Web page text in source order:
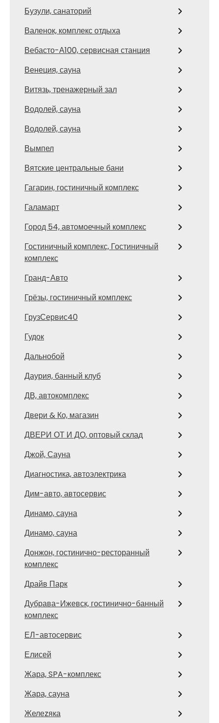
Бузули, санаторий
Валенок, комплекс отдыха
Вебасто-А100, сервисная станция
Венеция, сауна
Витязь, тренажерный зал
Водолей, сауна
Водолей, сауна
Вымпел
Вятские центральные бани
Гагарин, гостиничный комплекс
Галамарт
Город 54, автомоечный комплекс
Гостиничный комплекс, Гостиничный
комплекс
Гранд-Авто
Грёзы, гостиничный комплекс
ГрузСервис40
Гудок
Дальнобой
Даурия, банный клуб
ДВ, автокомплекс
Двери & Ко, магазин
ДВЕРИ ОТ И ДО, оптовый склад
Джой, Сауна
Диагностика, автоэлектрика
Дим-авто, автосервис
Динамо, сауна
Динамо, сауна
Донжон, гостинично-ресторанный
комплекс
Драйв Парк
Дубрава-Ижевск, гостинично-банный
комплекс
ЕЛ-автосервис
Елисей
Жара, SPA-комплекс
Жара, сауна
Желеzяка